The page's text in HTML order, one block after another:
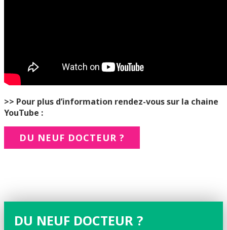
>> Pour plus d’information rendez-vous sur la chaine
YouTube :
DU NEUF DOCTEUR ?
DU NEUF DOCTEUR ?